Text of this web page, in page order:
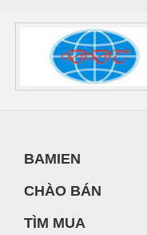
BAMIEN
CHÀO BÁN
TÌM MUA